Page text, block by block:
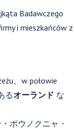
Badawczego
i mieszkańców z
、w połowie
るオーランド な
ポウノクニャ・